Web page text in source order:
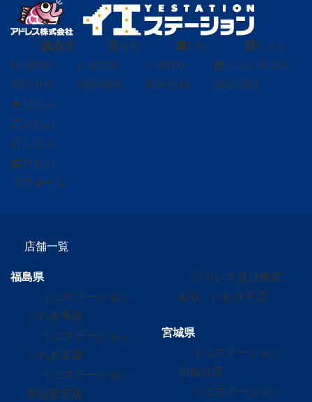
総合受
付 0120-
297-011
売りた
い 0120-
139-664
買いた
い 0120-
424-544
貸し たい
借り たい 0120-
302-563
売りたい
買いたい
貸したい
借りたい
リフォーム
店舗一覧
福島県
イエステーション
いわき平店
イエステーション
いわき泉店
イエステーション
郡山富田店
アドレス賃貸株式
会社 いわき平店
宮城県
イエステーション
南仙台店
イエステーション